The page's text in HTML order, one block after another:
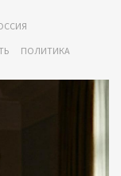
ПОЛИТИКА